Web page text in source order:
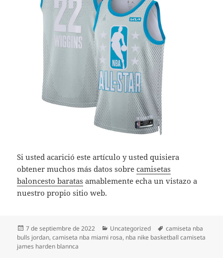
Si usted acarició este artículo y usted quisiera
obtener muchos más datos sobrecamisetas
baloncesto baratas amablemente echa un vistazo a
nuestro propio sitio web.
Publicado
el
7 de septiembre de 2022 Categorías
Uncategorized Etiquetas
camiseta nba
bulls jordan,camiseta nba miami rosa, nba nike basketball camiseta
james harden blannca